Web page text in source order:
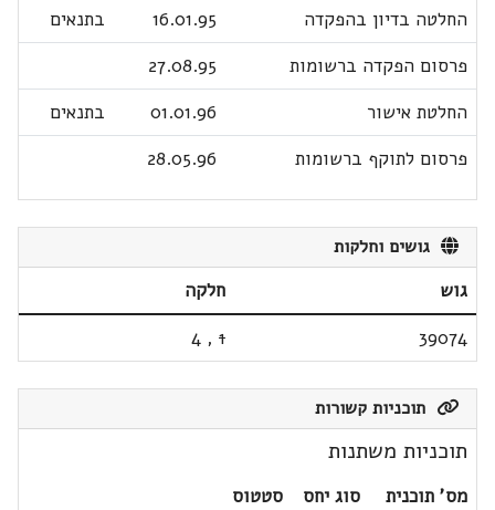
החלטה בדיון בהפקדה
16.01.95
בתנאים
פרסום הפקדה ברשומות
27.08.95
החלטת אישור
01.01.96
בתנאים
פרסום לתוקף ברשומות
28.05.96
גושים וחלקות
גוש
חלקה
39074
1
,
4
תוכניות קשורות
תוכניות משתנות
מס' תוכנית סוג יחס
סטטוס